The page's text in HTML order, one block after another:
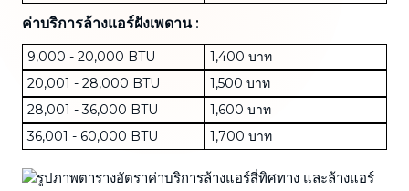
ค่าบริการล้างแอร์ฝังเพดาน :
9,000 - 20,000 BTU
1,400 บาท
20,001 - 28,000 BTU
1,500 บาท
28,001 - 36,000 BTU
1,600 บาท
36,001 - 60,000 BTU
1,700 บาท